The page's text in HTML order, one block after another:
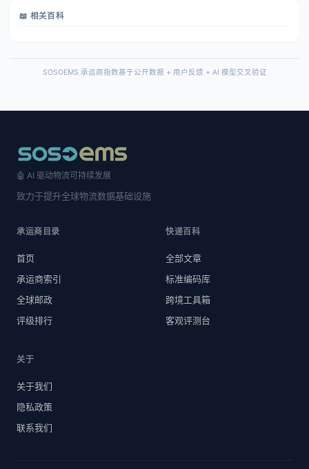
📖 相关百科
SOSOEMS 承运商指数基于公开数据 + 用户反馈 + AI 模型交叉验证
🤖 AI 驱动物流可持续发展
致力于提升全球物流数据基础设施
承运商目录
首页
承运商索引
全球邮政
评级排行
快递百科
全部文章
标准编码库
跨境工具箱
客观评测台
关于
关于我们
隐私政策
联系我们